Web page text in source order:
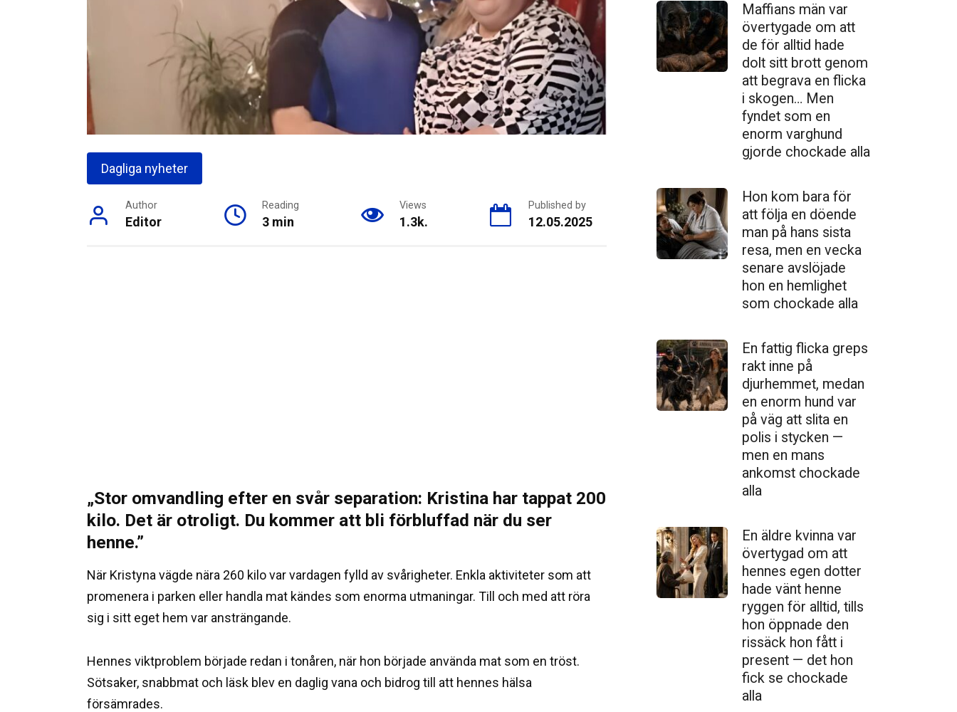
Dagliga nyheter
Author
Editor
Reading
3 min
Views
1.3k.
Published by
12.05.2025
„Stor omvandling efter en svår separation: Kristina har tappat 200
kilo. Det är otroligt. Du kommer att bli förbluffad när du ser
henne.”
När Kristyna vägde nära 260 kilo var vardagen fylld av svårigheter. Enkla aktiviteter som att
promenera i parken eller handla mat kändes som enorma utmaningar. Till och med att röra
sig i sitt eget hem var ansträngande.
Hennes viktproblem började redan i tonåren, när hon började använda mat som en tröst.
Sötsaker, snabbmat och läsk blev en daglig vana och bidrog till att hennes hälsa
försämrades.
Maffians män var
övertygade om att
de för alltid hade
dolt sitt brott genom
att begrava en flicka
i skogen… Men
fyndet som en
enorm varghund
gjorde chockade alla
Hon kom bara för
att följa en döende
man på hans sista
resa, men en vecka
senare avslöjade
hon en hemlighet
som chockade alla
En fattig flicka greps
rakt inne på
djurhemmet, medan
en enorm hund var
på väg att slita en
polis i stycken —
men en mans
ankomst chockade
alla
En äldre kvinna var
övertygad om att
hennes egen dotter
hade vänt henne
ryggen för alltid, tills
hon öppnade den
ris­säck hon fått i
present — det hon
fick se chockade
alla